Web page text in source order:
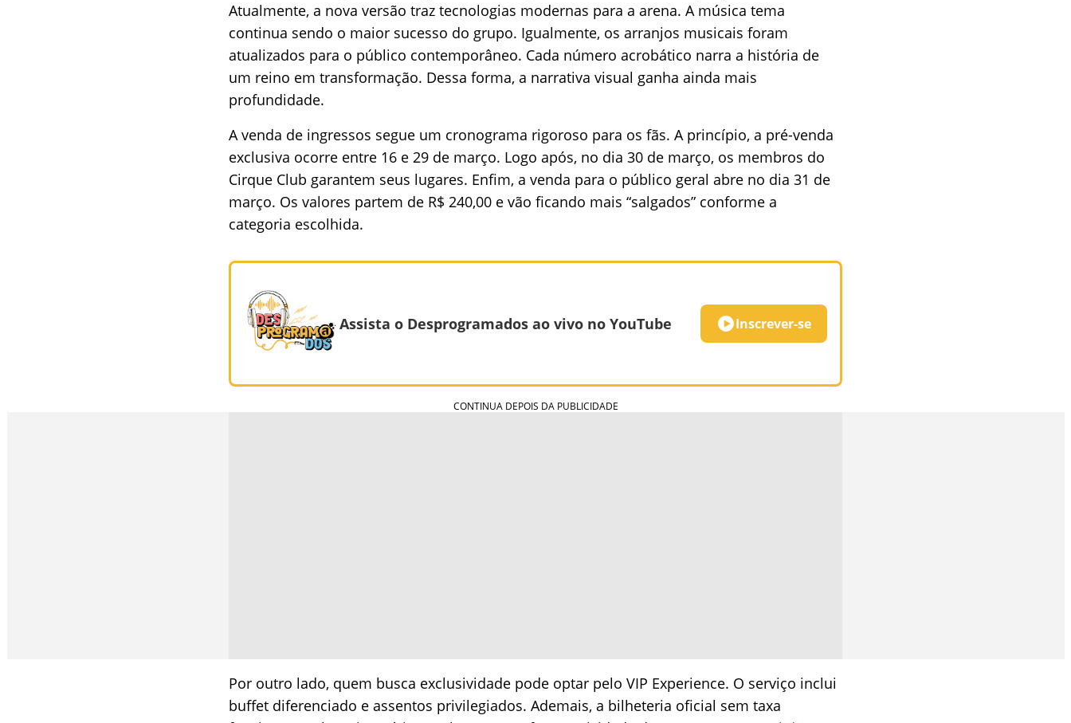
Atualmente, a nova versão traz tecnologias modernas para a arena. A música tema
continua sendo o maior sucesso do grupo. Igualmente, os arranjos musicais foram
atualizados para o público contemporâneo. Cada número acrobático narra a história de
um reino em transformação. Dessa forma, a narrativa visual ganha ainda mais
profundidade.
A venda de ingressos segue um cronograma rigoroso para os fãs. A princípio, a pré-venda
exclusiva ocorre entre 16 e 29 de março. Logo após, no dia 30 de março, os membros do
Cirque Club garantem seus lugares. Enfim, a venda para o público geral abre no dia 31 de
março. Os valores partem de R$ 240,00 e vão ficando mais “salgados” conforme a
categoria escolhida.
Assista o Desprogramados ao vivo no YouTube Inscrever-se
Por outro lado, quem busca exclusividade pode optar pelo VIP Experience. O serviço inclui
buffet diferenciado e assentos privilegiados. Ademais, a bilheteria oficial sem taxa